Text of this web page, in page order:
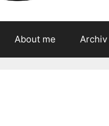
About me Archiv